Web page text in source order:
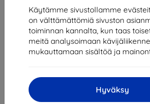
Käytämme sivustollamme
on välttämättömiä sivuston
toiminnan kannalta, kun taas
meitä analysoimaan
mukauttamaan sisältöä ja
Hyväksy
Lisää ostoskoriin
2kpl
10%
3kpl+